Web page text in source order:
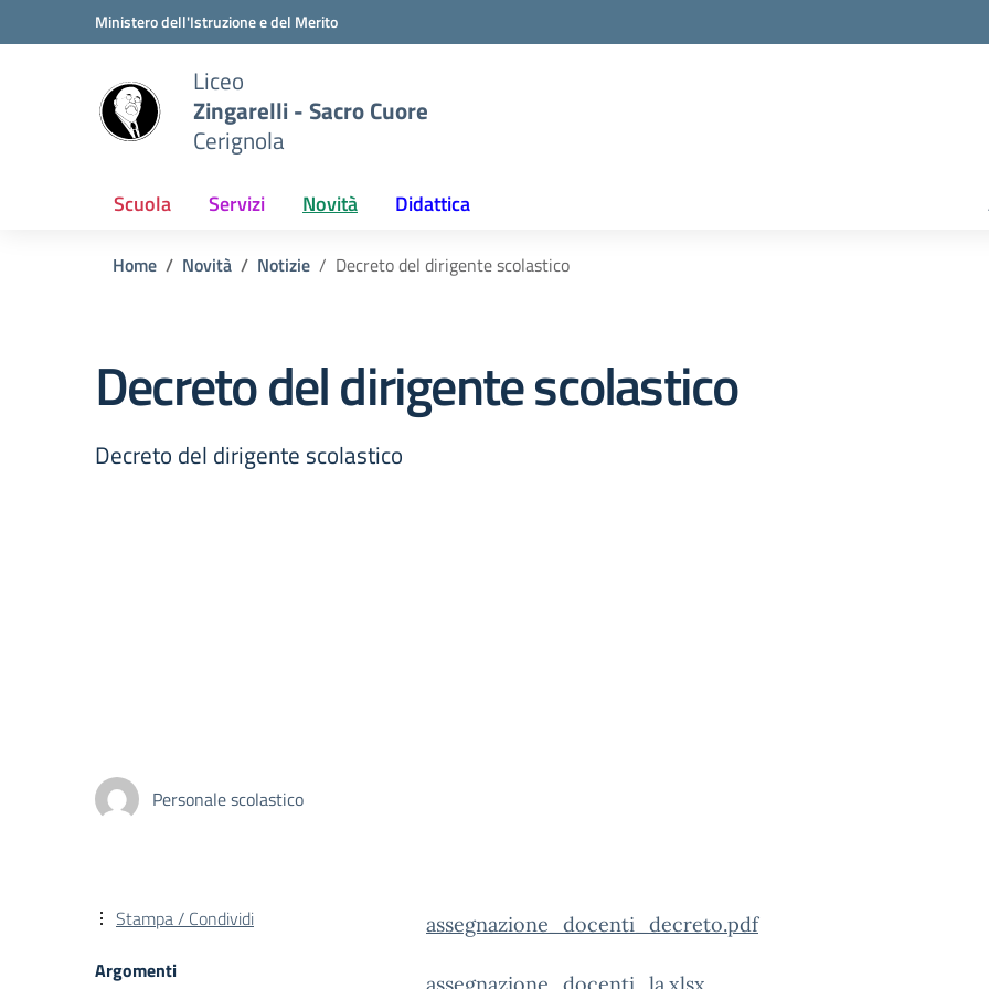
Vai ai contenuti
Vai al menu di navigazioneMinistero dell'Istruzione e del Merito
Liceo
Zingarelli - Sacro Cuore
Cerignola
Scuola Servizi Novità Didattica
Home Novità Notizie Decreto del dirigente scolastico
Decreto del dirigente scolastico
Decreto del dirigente scolastico
Personale scolastico
assegnazione_docenti_decreto.pdf
Stampa / Condividi
Argomenti